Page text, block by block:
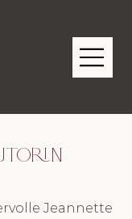
Jeannette